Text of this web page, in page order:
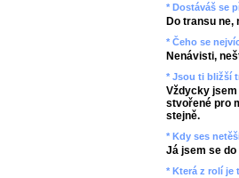
* Dostáváš se
Do transu
* Čeho se
Nenávisti,
* Jsou ti bližší
Vždycky
stvořené pro
stejně.
* Kdy ses
Já jsem se
* Která z rolí je